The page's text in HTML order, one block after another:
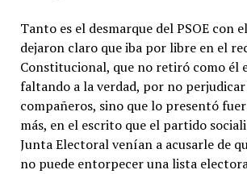
Tanto es el desmarque del PSOE con
dejaron claro que iba por libre en el
Constitucional, que no retiró como él
faltando a la verdad, por no
compañeros, sino que lo presentó
más, en el escrito que el partido
Junta Electoral venían a acusarle de
no puede entorpecer una lista